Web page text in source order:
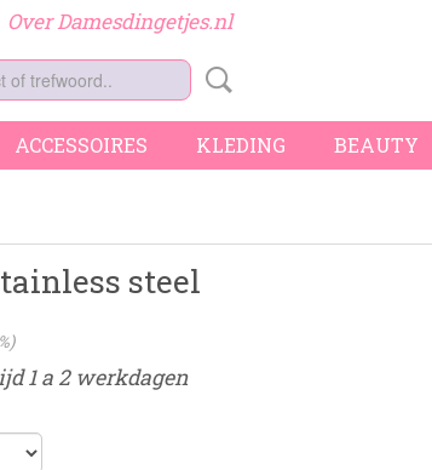
Over Damesdingetjes.nl
ACCESSOIRES KLEDING BEAUTY
steel
1 a 2 werkdagen